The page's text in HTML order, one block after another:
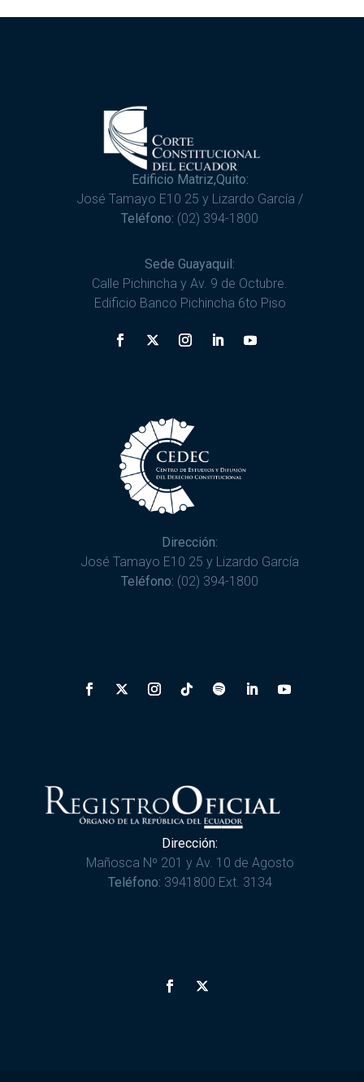
Edificio Matriz,Quito:
José Tamayo E10 25 y Lizardo García /
Teléfono: (02) 394-1800
Sede Guayaquil:
Calle Pichincha y Av. 9 de Octubre.
Edificio Banco Pichincha 6to Piso
Dirección:
José Tamayo E10 25 y Lizardo García
Teléfono: (02) 394-1800
Dirección:
Mañosca Nº 201 y Av. 10 de Agosto
Teléfono: 3941800 Ext. 3134